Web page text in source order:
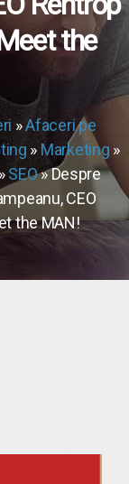
the
»Afaceri pe
» Marketing »
»SEO» Despre
CEO
the MAN!